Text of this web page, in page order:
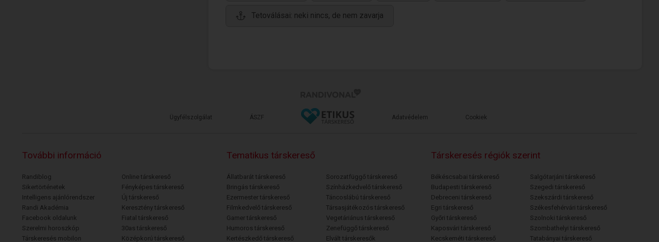
Tetoválásai: neki nincs, de nem zavarja
Ügyfélszolgálat ÁSZF Adatvédelem Cookiek
További információ
Randiblog
Sikertörténetek
Intelligens ajánlórendszer
Randi Akadémia
Facebook oldalunk
Szerelmi horoszkóp
Társkeresés mobilon
Online társkereső
Fényképes társkereső
Új társkereső
Keresztény társkereső
Fiatal társkereső
30as társkereső
Középkorú társkereső
Tematikus társkereső
Állatbarát társkereső
Bringás társkereső
Ezermester társkereső
Filmkedvelő társkereső
Gamer társkereső
Humoros társkereső
Kertészkedő társkereső
Sorozatfüggő társkereső
Színházkedvelő társkereső
Táncoslábú társkereső
Társasjátékozós társkereső
Vegetáriánus társkereső
Zenefüggő társkereső
Elvált társkeresők
Társkeresés régiók szerint
Békéscsabai társkereső
Budapesti társkereső
Debreceni társkereső
Egri társkereső
Győri társkereső
Kaposvári társkereső
Kecskeméti társkereső
Salgótarjáni társkereső
Szegedi társkereső
Szekszárdi társkereső
Székesfehérvári társkereső
Szolnoki társkereső
Szombathelyi társkereső
Tatabányai társkereső